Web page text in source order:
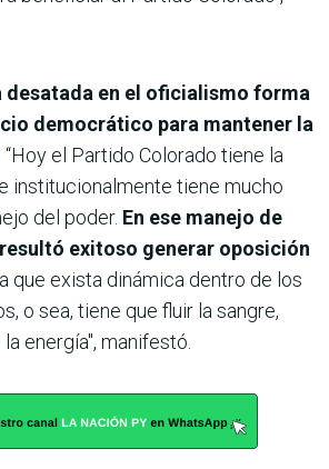
desatada en el oficialismo forma
democrático para mantener la
“Hoy el Partido Colorado tiene la
institucionalmente tiene mucho
del poder. En ese manejo de
exitoso generar oposición
que exista dinámica dentro de los
o sea, tiene que fluir la sangre,
energía", manifestó.